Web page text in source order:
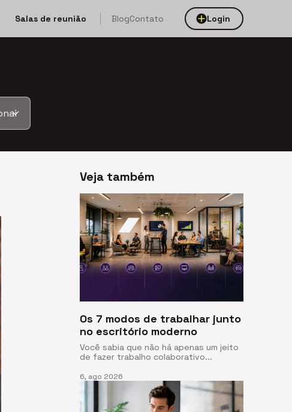
Salas de reunião BlogContato Login
Veja também
Os 7 modos de trabalhar junto
no escritório moderno
Você sabia que não há apenas um jeito
de fazer trabalho colaborativo...
6, ago 2026